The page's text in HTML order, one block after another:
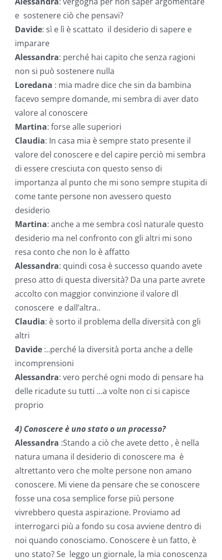
e sostenere ciò che pensavi?
Davide: sì e lì è scattato il desiderio di sapere e
imparare
Alessandra: perché hai capito che senza ragioni
non si può sostenere nulla
Loredana : mia madre dice che sin da bambina
facevo sempre domande, mi sembra di aver dato
valore al conoscere
Martina: forse alle superiori
Claudia: In casa mia è sempre stato presente il
valore del conoscere e del capire perciò mi sembra
di essere cresciuta con questo senso di
importanza al punto che mi sono sempre stupita di
come tante persone non avessero questo
desiderio
Martina: anche a me sembra così naturale questo
desiderio ma nel confronto con gli altri mi sono
resa conto che non lo è affatto
Alessandra: quindi cosa è successo quando avete
preso atto di questa diversità? Da una parte avrete
accolto con maggior convinzione il valore dl
conoscere e dall’altra..
Claudia: è sorto il problema della diversità con gli
altri
Davide :..perché la diversità porta anche a delle
incomprensioni
Alessandra: vero perché ogni modo di pensare ha
delle ricadute su tutti …a volte non ci si capisce
proprio
4) Conoscere è uno stato o un processo?
Alessandra :Stando a ciò che avete detto , è nella
natura umana il desiderio di conoscere ma è
altrettanto vero che molte persone non amano
conoscere. Mi viene da pensare che se conoscere
fosse una cosa semplice forse più persone
vivrebbero questa aspirazione. Proviamo ad
interrogarci più a fondo su cosa avviene dentro di
noi quando conosciamo. Conoscere è un fatto, è
uno stato? Se leggo un giornale, la mia conoscenza